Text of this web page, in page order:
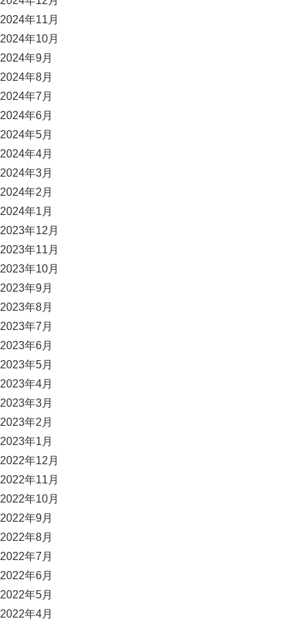
2024年11月
2024年10月
2024年9月
2024年8月
2024年7月
2024年6月
2024年5月
2024年4月
2024年3月
2024年2月
2024年1月
2023年12月
2023年11月
2023年10月
2023年9月
2023年8月
2023年7月
2023年6月
2023年5月
2023年4月
2023年3月
2023年2月
2023年1月
2022年12月
2022年11月
2022年10月
2022年9月
2022年8月
2022年7月
2022年6月
2022年5月
2022年4月